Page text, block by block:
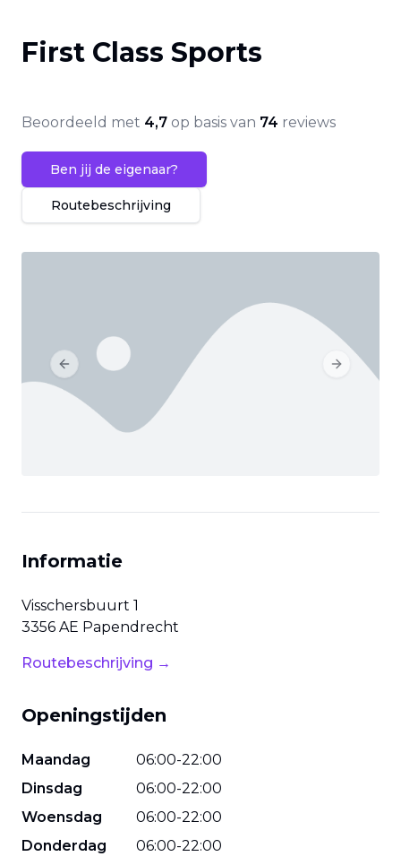
First Class Sports
Beoordeeld met 4,7 op basis van 74 reviews
Ben jij de eigenaar?
Routebeschrijving
Previous slide Next slide
Informatie
Visschersbuurt 1
3356 AE Papendrecht
Routebeschrijving →
Openingstijden
Maandag 06:00-22:00
Dinsdag
06:00-22:00
Woensdag
06:00-22:00
Donderdag
06:00-22:00